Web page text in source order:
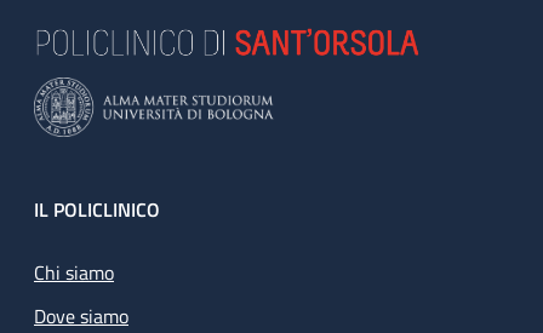
Footer
IL POLICLINICO
Chi siamo
Dove siamo